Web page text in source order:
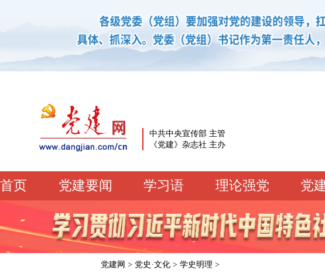
中共中央宣传部 主管
《党建》杂志社 主办
首页 党建要闻 学习语 理论强党 党
学习语 党建网微平台 学习园地
机关党建
校园党建 企业党建 先锋模范
党建网 > 党史·文化 > 学史明理 >